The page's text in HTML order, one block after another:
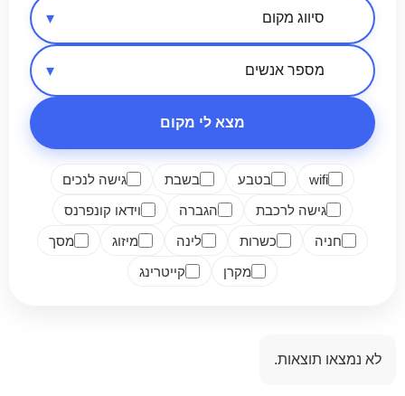
אזור בארץ
סיווג מקום
מספר אנשים
מצא לי מקום
wifi בטבע בשבת
גישה לנכים
גישה לרכבת
הגברה
וידאו קונפרנס
חניה
כשרות לינה מיזוג
מסך
מקרן
קייטרינג
לא נמצאו תוצאות.